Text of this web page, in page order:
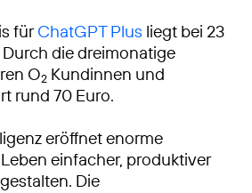
fürChatGPT Plus liegt bei 23
die dreimonatige
O2 Kundinnen und
rund 70 Euro.
eröffnet enorme
einfacher, produktiver
Die